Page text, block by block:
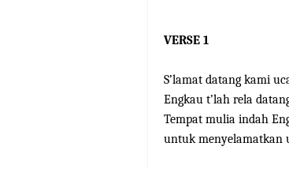
VERSE 1
S’lamat datang kami
Engkau t’lah rela
Tempat mulia indah
untuk menyelamatkan